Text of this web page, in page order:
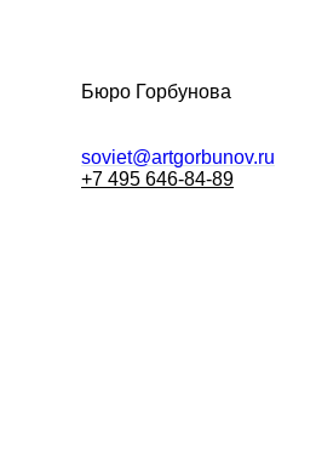
Бюро Горбунова
soviet@artgorbunov.ru
+7 495 646-84-89